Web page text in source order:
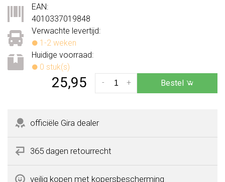
Verwachte levertijd:
1-2 weken
Huidige voorraad:
0 stuk(s)
EAN:
4010337019848
25,95 +
- Bestel
officiële Gira dealer
365 dagen retourrecht
veilig kopen met kopersbescherming